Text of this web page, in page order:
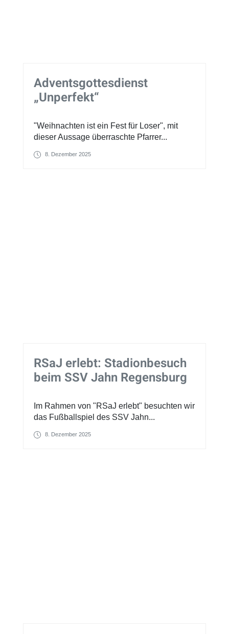
Adventsgottesdienst
„Unperfekt“
"Weihnachten ist ein Fest für Loser", mit
dieser Aussage überraschte Pfarrer...
8. Dezember 2025
RSaJ erlebt: Stadionbesuch
beim SSV Jahn Regensburg
Im Rahmen von "RSaJ erlebt" besuchten wir
das Fußballspiel des SSV Jahn...
8. Dezember 2025